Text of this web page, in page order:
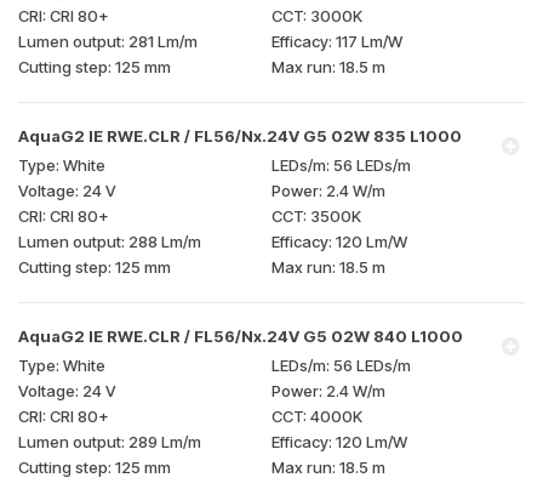
CRI 80+
3000K
281 Lm/m
117 Lm/W
125 mm
18.5 m
AquaG2 IE RWE.CLR / FL56/Nx.24V G5 02W 835 L1000
White
56 LEDs/m
24 V
2.4 W/m
CRI 80+
3500K
288 Lm/m
120 Lm/W
125 mm
18.5 m
AquaG2 IE RWE.CLR / FL56/Nx.24V G5 02W 840 L1000
White
56 LEDs/m
24 V
2.4 W/m
CRI 80+
4000K
289 Lm/m
120 Lm/W
125 mm
18.5 m